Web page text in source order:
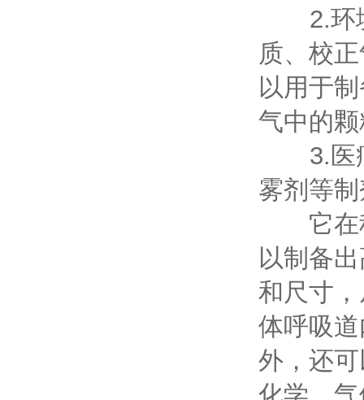
2.环境
质、校
以用于
气中的
3.医疗
雾剂等
它在科
以制备
和尺寸
体呼吸
外，还